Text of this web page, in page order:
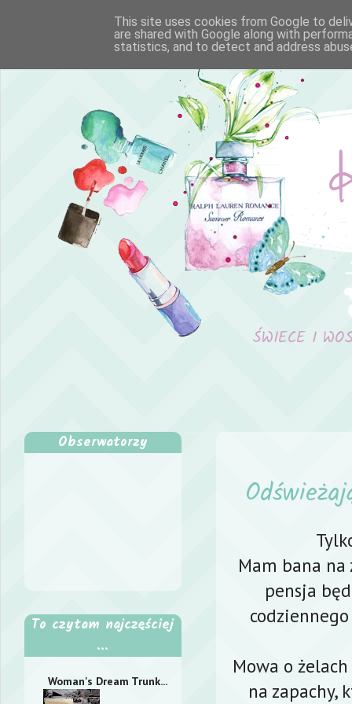
ŚWIECE I
Mam bana na
pensja
Mowa o
na zapachy,
Obserwatorzy
To czytam najczęściej
...
Woman's Dream Trunk...
This site uses cookies from Google to
are shared with Google along with
statistics, and to detect and address